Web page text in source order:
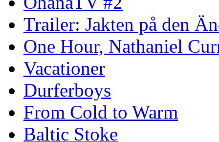
Trailer: Jakten på den
One Hour, Nathaniel
Vacationer
Durferboys
From Cold to Warm
Baltic Stoke